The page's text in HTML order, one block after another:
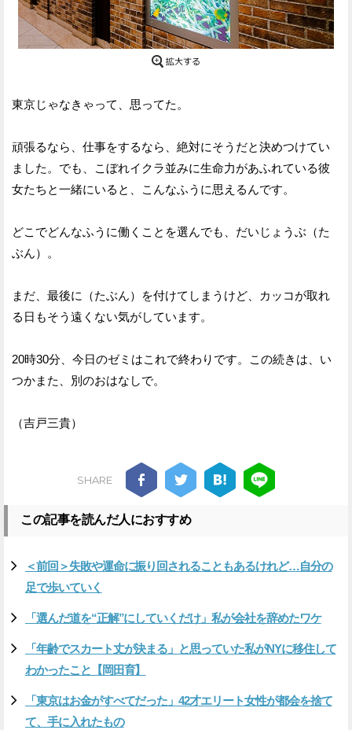
東京じゃなきゃって、思ってた。
頑張るなら、仕事をするなら、絶対にそうだと決めつけてい
ました。でも、こぼれイクラ並みに生命力があふれている彼
女たちと一緒にいると、こんなふうに思えるんです。
どこでどんなふうに働くことを選んでも、だいじょうぶ（た
ぶん）。
まだ、最後に（たぶん）を付けてしまうけど、カッコが取れ
る日もそう遠くない気がしています。
20時30分、今日のゼミはこれで終わりです。この続きは、い
つかまた、別のおはなしで。
（吉戸三貴）
SHARE
この記事を読んだ人におすすめ
＜前回＞失敗や運命に振り回されることもあるけれど…自分の
足で歩いていく
「選んだ道を“正解”にしていくだけ」私が会社を辞めたワケ
「年齢でスカート丈が決まる」と思っていた私がNYに移住して
わかったこと【岡田育】
「東京はお金がすべてだった」42才エリート女性が都会を捨て
て、手に入れたもの